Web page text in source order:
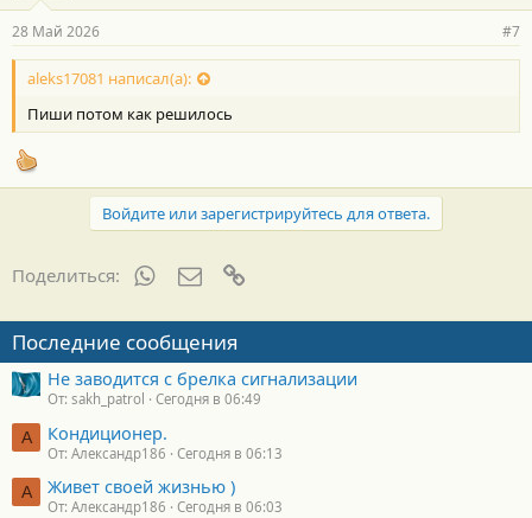
28 Май 2026 #7
aleks17081 написал(а):
Пиши потом как решилось
Войдите или зарегистрируйтесь для ответа.
Поделиться: WhatsAppЭлектронная почта
Последние сообщения
Не заводится с брелка сигнализации
От: sakh_patrol Сегодня в 06:49
А Кондиционер.
От: Александр186 Сегодня в 06:13
А Живет своей жизнью )
От: Александр186 Сегодня в 06:03